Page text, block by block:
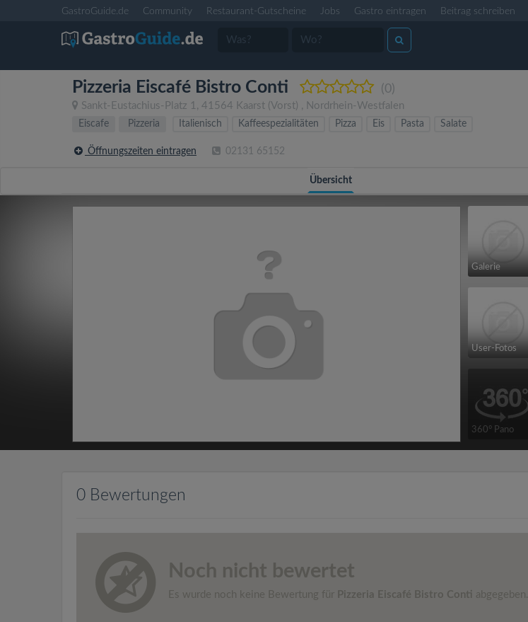
GastroGuide.de Community Restaurant-Gutscheine Jobs Gastro eintragen Beitrag schreiben
Pizzeria Eiscafé Bistro Conti (0)
Sankt-Eustachius-Platz 1 , 41564 Kaarst (Vorst) , Nordrhein-Westfalen
Eiscafe
Pizzeria Italienisch Kaffeespezialitäten Pizza Eis Pasta Salate
Öffnungszeiten eintragen 02131 65152
Übersicht
Galerie
User-Fotos
360° Pano
0 Bewertungen
Noch nicht bewertet
Es wurde noch keine Bewertung für Pizzeria Eiscafé Bistro Conti abgegeben.